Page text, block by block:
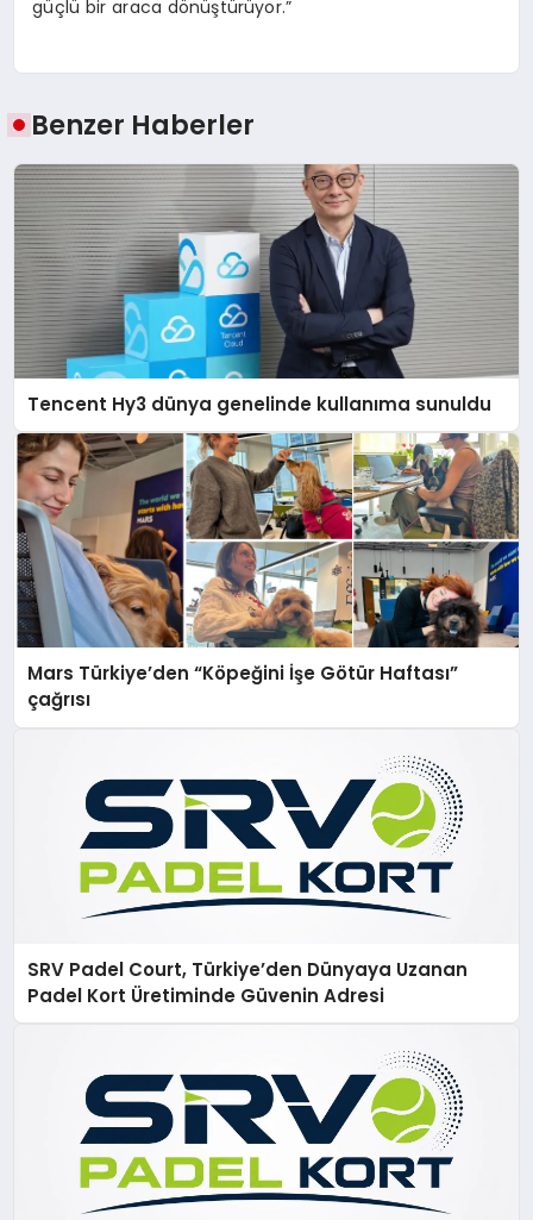
güçlü bir araca dönüştürüyor.”
Benzer Haberler
Tencent Hy3 dünya genelinde kullanıma sunuldu
Mars Türkiye’den “Köpeğini İşe Götür Haftası”
çağrısı
SRV Padel Court, Türkiye’den Dünyaya Uzanan
Padel Kort Üretiminde Güvenin Adresi